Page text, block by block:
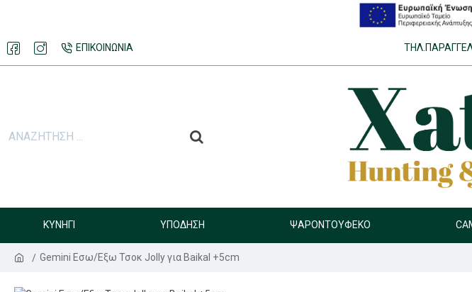
ΕΠΙΚΟΙΝΩΝΊΑ
ΚΥΝΉΓΙ ΥΠΌΔΗΣΗ ΨΑΡΟΝΤΟΎΦΕΚΟ
Gemini Εσω/Εξω Τσοκ Jolly για Baikal +5cm